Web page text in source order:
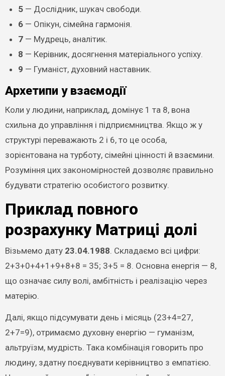
5— Дослідник, шукач свободи.
6— Опікун, сімейна гармонія.
7— Мудрець, аналітик.
8 — Керівник, досягнення матеріального успіху.
9 — Гуманіст, духовний наставник.
Архетипи у взаємодії
Коли у людини, наприклад, домінує 1 та 8, вона
схильна до управління і підприємництва. Якщо ж у
структурі переважають 2 і 6, то це особа,
зорієнтована на турботу, сімейні цінності й взаємини.
Розуміння цих закономірностей дозволяє правильно
будувати стратегію особистого розвитку.
Приклад повного
розрахунку Матриці долі
Візьмемо дату 23.04.1988. Складаємо всі цифри:
2+3+0+4+1+9+8+8 = 35; 3+5 = 8. Основна енергія — 8,
що означає силу волі, амбітність і реалізацію через
матерію.
Далі, якщо підсумувати день і місяць (23+4=27,
2+7=9), отримаємо духовну енергію — гуманізм,
альтруїзм, мудрість. Така комбінація говорить про
людину, здатну поєднувати керівництво з емпатією.